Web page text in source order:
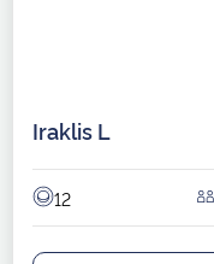
Iraklis L
12